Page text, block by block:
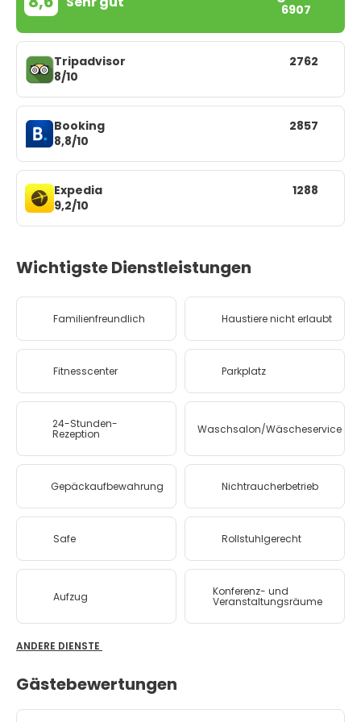
6907
Tripadvisor
8/10
2762
Booking
8,8/10
2857
Expedia
9,2/10
1288
Wichtigste Dienstleistungen
Familienfreundlich Haustiere nicht erlaubt
Fitnesscenter Parkplatz
24-Stunden-
Rezeption Waschsalon/Wäscheservice
Gepäckaufbewahrung Nichtraucherbetrieb
Safe Rollstuhlgerecht
Aufzug Konferenz- und
Veranstaltungsräume
ANDERE DIENSTE
Gästebewertungen